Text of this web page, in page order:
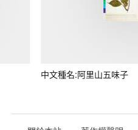
中文種名:阿里山五味子